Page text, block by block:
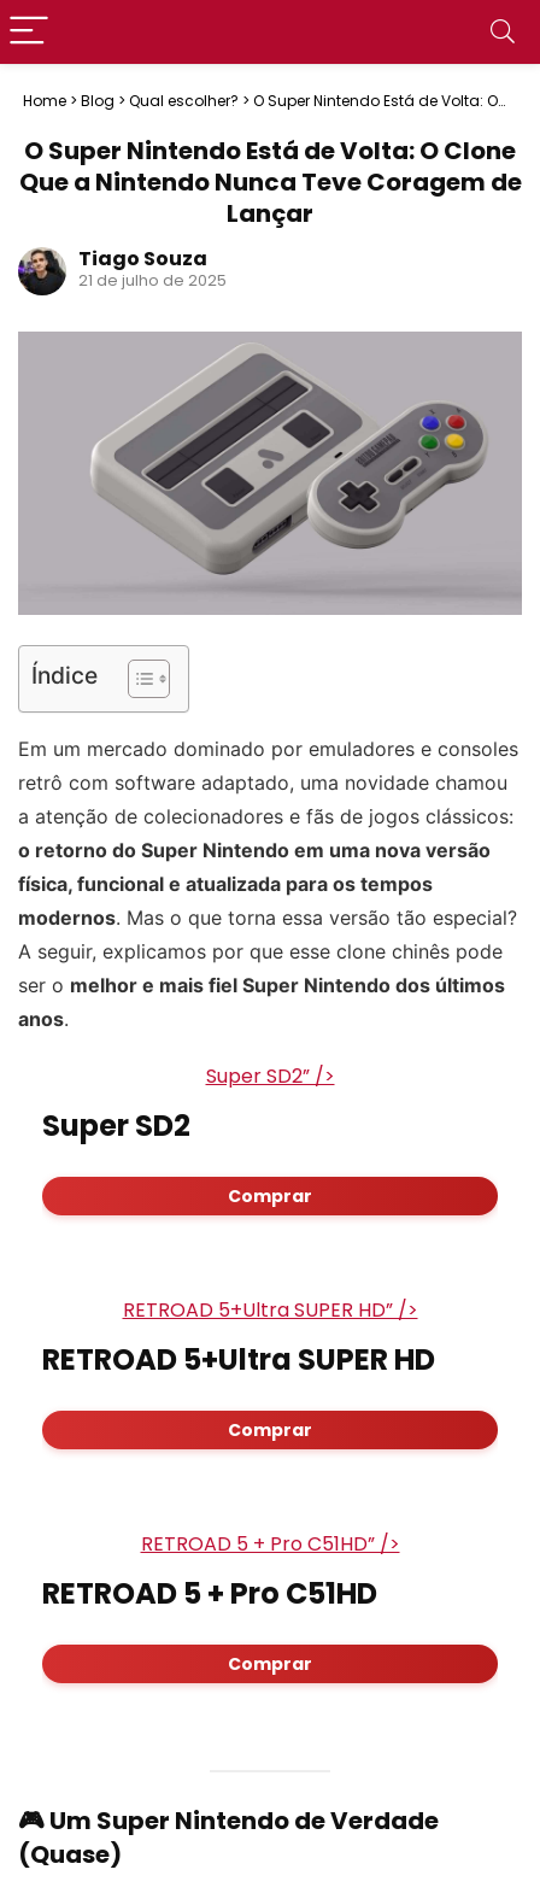
Home > Blog > Qual escolher? > O Super Nintendo Está de Volta: O
O Super Nintendo Está de Volta: O Clone
Que a Nintendo Nunca Teve Coragem de
Lançar
Tiago Souza
21 de julho de 2025
Índice
Em um mercado dominado por emuladores e consoles
retrô com software adaptado, uma novidade chamou
a atenção de colecionadores e fãs de jogos clássicos:
o retorno do Super Nintendo em uma nova versão
física, funcional e atualizada para os tempos
modernos. Mas o que torna essa versão tão especial?
A seguir, explicamos por que esse clone chinês pode
ser o melhor e mais fiel Super Nintendo dos últimos
anos.
Super SD2” />
Super SD2
Comprar
RETROAD 5+Ultra SUPER HD” />
RETROAD 5+Ultra SUPER HD
Comprar
RETROAD 5 + Pro C51HD” />
RETROAD 5 + Pro C51HD
Comprar
🎮 Um Super Nintendo de Verdade
(Quase)